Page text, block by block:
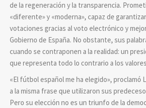
de la regeneración y la transparencia.
«diferente» y «moderna», capaz de
votaciones gracias al voto electrónico y
Gobierno de España. No obstante, sus
cuando se contraponen a la realidad: un
que representa todo lo contrario a los
«El fútbol español me ha elegido», proclamó
a la misma frase que utilizaron sus
Pero su elección no es un triunfo de la